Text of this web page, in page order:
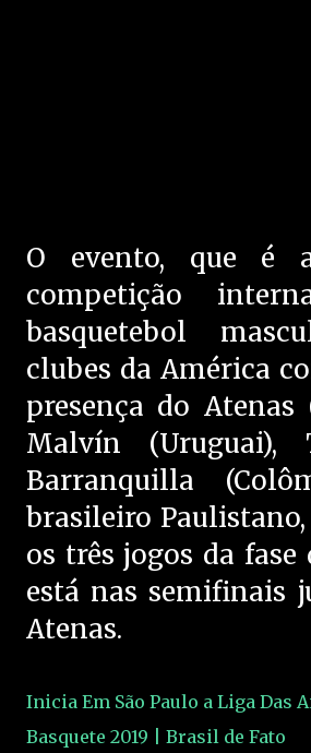
O evento, que é
competição
basquetebol
clubes da América
presença do Atenas
Malvín (Uruguai),
Barranquilla
brasileiro Paulistano,
os três jogos da fase
está nas semifinais
Atenas.
Inicia Em São Paulo a Liga Das
Basquete 2019 | Brasil de Fato